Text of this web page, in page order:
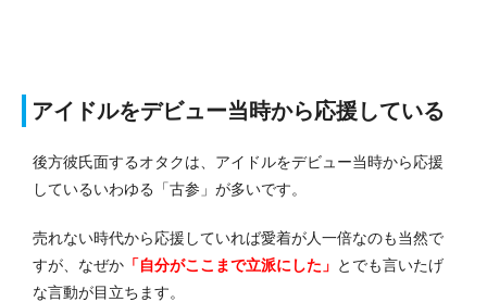
アイドルをデビュー当時から応援している
後方彼氏面するオタクは、アイドルをデビュー当時から応援
しているいわゆる「古参」が多いです。
売れない時代から応援していれば愛着が人一倍なのも当然で
すが、なぜか 「自分がここまで立派にした」 とでも言いたげ
な言動が目立ちます。